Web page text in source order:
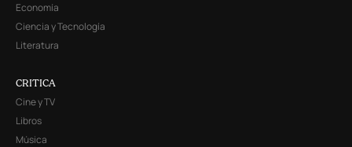
Economía
Ciencia y Tecnología
Literatura
CRITICA
Cine y TV
Libros
Música